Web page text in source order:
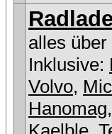
alles
Inklusive:
Volvo,
Hanomag,